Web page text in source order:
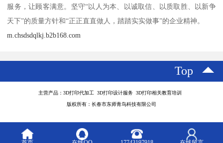
服务，让顾客满意。坚守“以人为本、以诚取信、以质取胜、以新争
天下”的质量方针和“正正直直做人，踏踏实实做事”的企业精神。
m.chsdsdqlkj.b2b168.com
Top
主营产品：3D打印代加工 3D打印设计服务 3D打印相关教育培训
版权所有：长春市东师青鸟科技有限公司